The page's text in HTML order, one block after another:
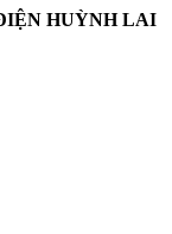
HUỲNH LAI